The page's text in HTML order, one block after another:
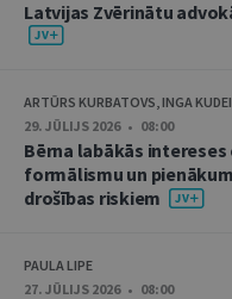
Latvijas Zvērinātu
ARTŪRS KURBATOVS, INGA
29. JŪLIJS 2026 • 08:00
Bērna labākās
formālismu un
drošības riskiem
PAULA LIPE
27. JŪLIJS 2026 • 08:00